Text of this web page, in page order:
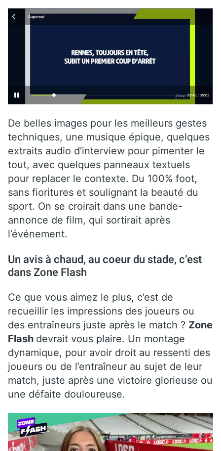
De belles images pour les meilleurs gestes
techniques, une musique épique, quelques
extraits audio d’interview pour pimenter le
tout, avec quelques panneaux textuels
pour replacer le contexte. Du 100% foot,
sans fioritures et soulignant la beauté du
sport. On se croirait dans une bande-
annonce de film, qui sortirait après
l’événement.
Un avis à chaud, au coeur du stade, c’est
dans Zone Flash
Ce que vous aimez le plus, c’est de
recueillir les impressions des joueurs ou
des entraîneurs juste après le match ? Zone
Flash devrait vous plaire. Un montage
dynamique, pour avoir droit au ressenti des
joueurs ou de l’entraîneur au sujet de leur
match, juste après une victoire glorieuse ou
une défaite douloureuse.